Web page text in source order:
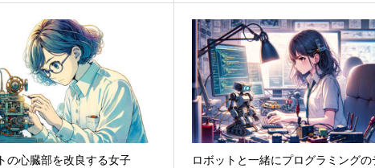
の心臓部を改良する女子
ロボットと一緒にプログラミングの